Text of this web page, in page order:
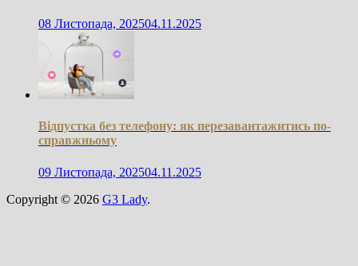
08 Листопада, 202504.11.2025
Відпустка без телефону: як перезавантажитись по-
справжньому
09 Листопада, 202504.11.2025
Copyright © 2026 G3 Lady.